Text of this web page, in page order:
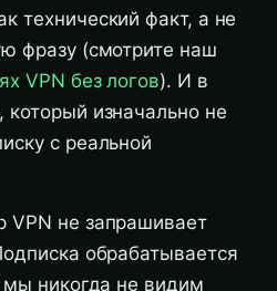
технический факт, а не
фразу (смотрите наш
VPN без логов). И в
изначально не
с реальной
VPN не запрашивает
обрабатывается
мы никогда не видим